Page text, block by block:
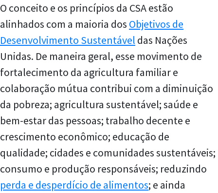
O conceito e os princípios da CSA estão
alinhados com a maioria dos Objetivos de
Desenvolvimento Sustentável das Nações
Unidas. De maneira geral, esse movimento de
fortalecimento da agricultura familiar e
colaboração mútua contribui com a diminuição
da pobreza; agricultura sustentável; saúde e
bem-estar das pessoas; trabalho decente e
crescimento econômico; educação de
qualidade; cidades e comunidades sustentáveis;
consumo e produção responsáveis; reduzindo
perda e desperdício de alimentos; e ainda